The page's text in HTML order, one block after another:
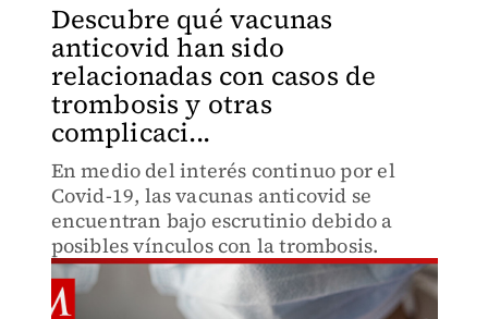
Descubre qué vacunas
anticovid han sido
relacionadas con casos de
trombosis y otras
complicaci...
En medio del interés continuo por el
Covid-19, las vacunas anticovid se
encuentran bajo escrutinio debido a
posibles vínculos con la trombosis.